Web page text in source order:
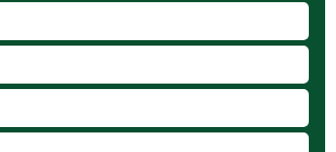
cương, nổi bật với Nhà thờ Đức Bà và Bảo
trọn gói, dịch vụ cao cấp, giá tour tốt nhất Việt